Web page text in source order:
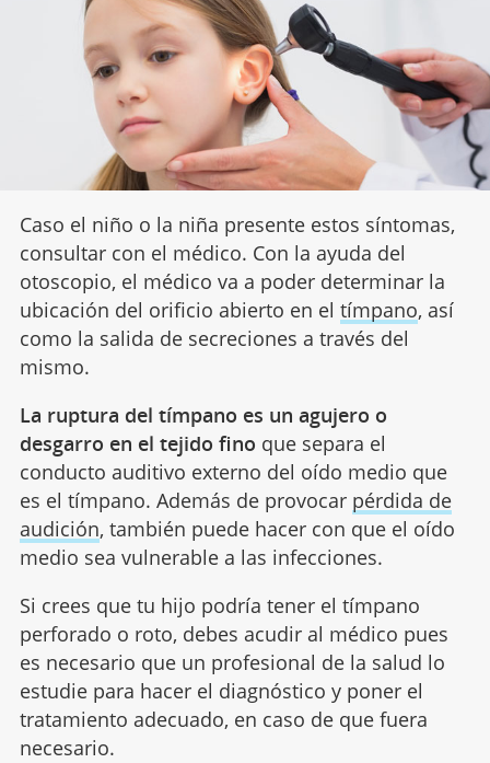
Caso el niño o la niña presente estos síntomas,
consultar con el médico. Con la ayuda del
otoscopio, el médico va a poder determinar la
ubicación del orificio abierto en el tímpano, así
como la salida de secreciones a través del
mismo.
La ruptura del tímpano es un agujero o
desgarro en el tejido fino que separa el
conducto auditivo externo del oído medio que
es el tímpano. Además de provocar pérdida de
audición, también puede hacer con que el oído
medio sea vulnerable a las infecciones.
Si crees que tu hijo podría tener el tímpano
perforado o roto, debes acudir al médico pues
es necesario que un profesional de la salud lo
estudie para hacer el diagnóstico y poner el
tratamiento adecuado, en caso de que fuera
necesario.